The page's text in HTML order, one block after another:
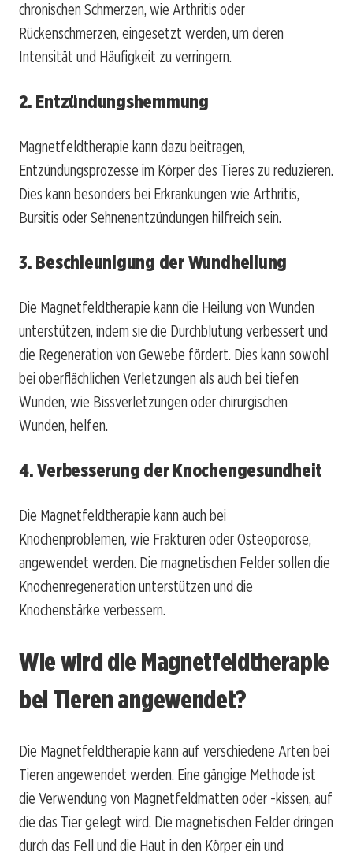
chronischen Schmerzen, wie Arthritis oder
Rückenschmerzen, eingesetzt werden, um deren
Intensität und Häufigkeit zu verringern.
2. Entzündungshemmung
Magnetfeldtherapie kann dazu beitragen,
Entzündungsprozesse im Körper des Tieres zu reduzieren.
Dies kann besonders bei Erkrankungen wie Arthritis,
Bursitis oder Sehnenentzündungen hilfreich sein.
3. Beschleunigung der Wundheilung
Die Magnetfeldtherapie kann die Heilung von Wunden
unterstützen, indem sie die Durchblutung verbessert und
die Regeneration von Gewebe fördert. Dies kann sowohl
bei oberflächlichen Verletzungen als auch bei tiefen
Wunden, wie Bissverletzungen oder chirurgischen
Wunden, helfen.
4. Verbesserung der Knochengesundheit
Die Magnetfeldtherapie kann auch bei
Knochenproblemen, wie Frakturen oder Osteoporose,
angewendet werden. Die magnetischen Felder sollen die
Knochenregeneration unterstützen und die
Knochenstärke verbessern.
Wie wird die Magnetfeldtherapie
bei Tieren angewendet?
Die Magnetfeldtherapie kann auf verschiedene Arten bei
Tieren angewendet werden. Eine gängige Methode ist
die Verwendung von Magnetfeldmatten oder -kissen, auf
die das Tier gelegt wird. Die magnetischen Felder dringen
durch das Fell und die Haut in den Körper ein und